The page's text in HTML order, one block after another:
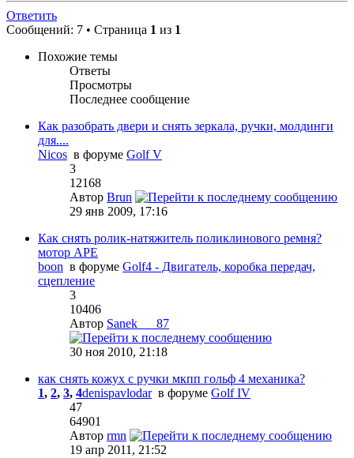
Ответить
Сообщений: 7 • Страница 1 из 1
Похожие темы
Ответы
Просмотры
Последнее сообщение
Как разобрать двери и снять зеркала, ручки, молдинги
для....
Nicos в форуме Golf V
3
12168
Автор Brun
29 янв 2009, 17:16
Как снять ролик-натяжитель поликлинового ремня?
мотор APE
boon в форуме Golf4 - Двигатель, коробка передач,
сцепление
3
10406
Автор Sanek___87
30 ноя 2010, 21:18
как снять кожух с ручки мкпп гольф 4 механика?
1, 2, 3, 4denispavlodarв форуме Golf IV
47
64901
Автор rmn
19 апр 2011, 21:52